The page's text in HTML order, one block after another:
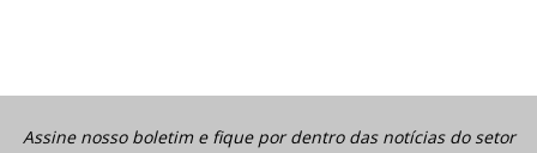
Assine nosso boletim e fique por dentro das notícias do setor